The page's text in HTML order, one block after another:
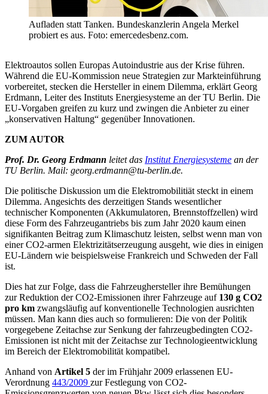
Aufladen statt Tanken. Bundeskanzlerin Angela Merkel
probiert es aus. Foto: emercedesbenz.com.
Elektroautos sollen Europas Autoindustrie aus der Krise führen.
Während die EU-Kommission neue Strategien zur Markteinführung
vorbereitet, stecken die Hersteller in einem Dilemma, erklärt Georg
Erdmann, Leiter des Instituts Energiesysteme an der TU Berlin. Die
EU-Vorgaben greifen zu kurz und zwingen die Anbieter zu einer
„konservativen Haltung“ gegenüber Innovationen.
ZUM AUTOR
Prof. Dr. Georg Erdmann leitet das Institut Energiesysteme an der
TU Berlin. Mail: georg.erdmann@tu-berlin.de.
Die politische Diskussion um die Elektromobilitiät steckt in einem
Dilemma. Angesichts des derzeitigen Stands wesentlicher
technischer Komponenten (Akkumulatoren, Brennstoffzellen) wird
diese Form des Fahrzeugantriebs bis zum Jahr 2020 kaum einen
signifikanten Beitrag zum Klimaschutz leisten, selbst wenn man von
einer CO2-armen Elektrizitätserzeugung ausgeht, wie dies in einigen
EU-Ländern wie beispielsweise Frankreich und Schweden der Fall
ist.
Dies hat zur Folge, dass die Fahrzeughersteller ihre Bemühungen
zur Reduktion der CO2-Emissionen ihrer Fahrzeuge auf 130 g CO2
pro km zwangsläufig auf konventionelle Technologien ausrichten
müssen. Man kann dies auch so formulieren: Die von der Politik
vorgegebene Zeitachse zur Senkung der fahrzeugbedingten CO2-
Emissionen ist nicht mit der Zeitachse zur Technologieentwicklung
im Bereich der Elektromobilität kompatibel.
Anhand von Artikel 5 der im Frühjahr 2009 erlassenen EU-
Verordnung 443/2009 zur Festlegung von CO2-